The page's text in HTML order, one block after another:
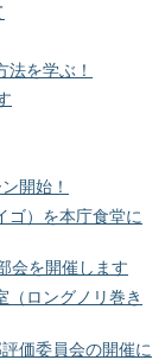
を学ぶ！
開始！
ゴ）を本庁食堂に
会を開催します
（ロングノリ巻き
価委員会の開催に